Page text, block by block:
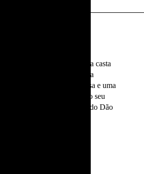
da sua região, onde a casta
como idealizado. Revela uma
com uma textura sedosa e uma
Encruzado, sublimada pelo seu
que apenas a região do Dão